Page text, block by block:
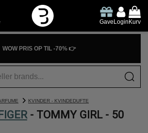
GaveLoginKurv
WOW PRIS OP TIL -70% 👉
KVINDER - KVINDEDUFTE
- TOMMY GIRL - 50